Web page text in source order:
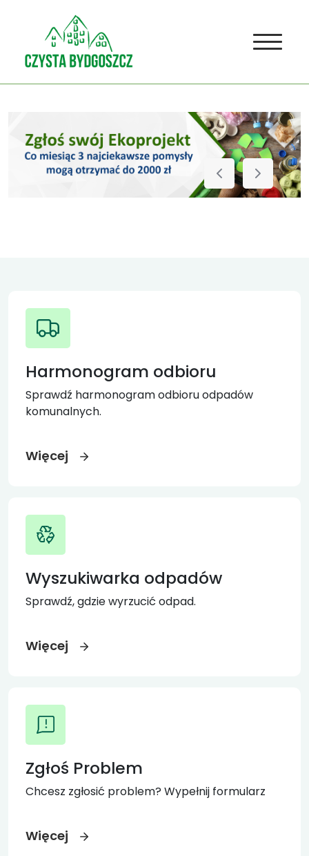
Harmonogram odbioru
Sprawdź harmonogram odbioru odpadów
komunalnych.
Więcej
Wyszukiwarka odpadów
Sprawdź, gdzie wyrzucić odpad.
Więcej
Zgłoś Problem
Chcesz zgłosić problem? Wypełnij formularz
Więcej